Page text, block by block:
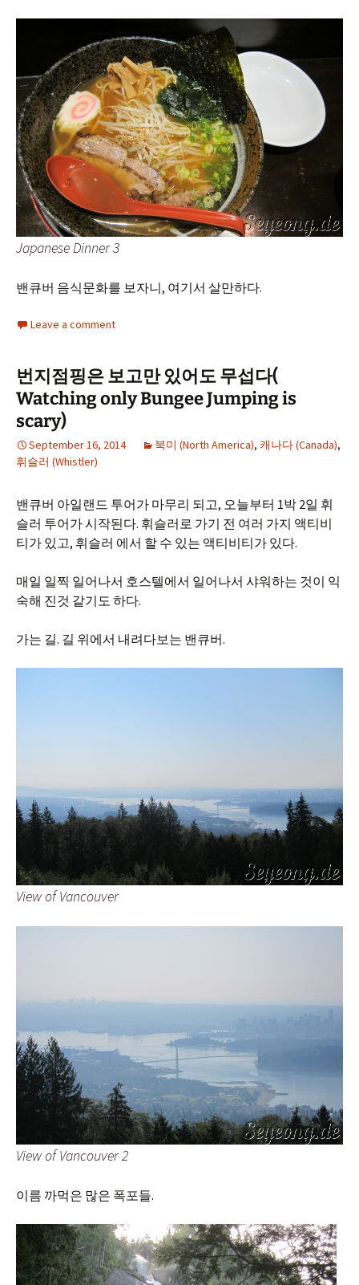
Japanese Dinner 3
밴큐버 음식문화를 보자니, 여기서 살만하다.
Leave a comment
번지점핑은 보고만 있어도 무섭다(
Watching only Bungee Jumping is
scary)
September 16, 2014 북미 (North America), 캐나다 (Canada),
휘슬러 (Whistler)
밴큐버 아일랜드 투어가 마무리 되고, 오늘부터 1박 2일 휘
슬러 투어가 시작된다. 휘슬러로 가기 전 여러 가지 액티비
티가 있고, 휘슬러 에서 할 수 있는 액티비티가 있다.
매일 일찍 일어나서 호스텔에서 일어나서 샤워하는 것이 익
숙해 진것 같기도 하다.
가는 길. 길 위에서 내려다보는 밴큐버.
View of Vancouver
View of Vancouver 2
이름 까먹은 많은 폭포들.